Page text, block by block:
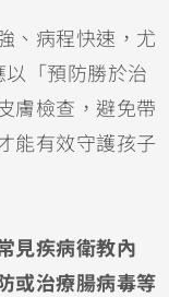
、病程快速，尤
「預防勝於治
膚檢查，避免帶
能有效守護孩子
見疾病衛教內
或治療腸病毒等